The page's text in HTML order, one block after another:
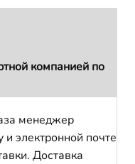
компанией по
менеджер
электронной почте
Доставка